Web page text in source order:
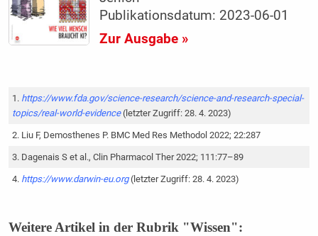
Publikationsdatum: 2023-06-01
Zur Ausgabe »
https://www.fda.gov/science-research/science-and-research-special-
topics/real-world-evidence(letzter Zugriff: 28. 4. 2023)
Liu F, Demosthenes P. BMC Med Res Methodol 2022; 22:287
Dagenais S et al., Clin Pharmacol Ther 2022; 111:77–89
https://www.darwin-eu.org(letzter Zugriff: 28. 4. 2023)
Weitere Artikel in der Rubrik "Wissen":